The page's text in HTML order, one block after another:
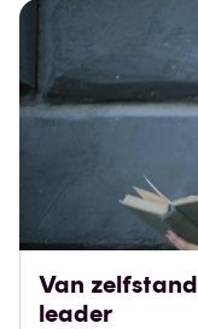
Van
leader